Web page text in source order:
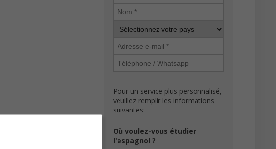
Pour un service plus personnalisé,
veuillez remplir les informations
suivantes:
Où voulez-vous étudier
l'espagnol ?